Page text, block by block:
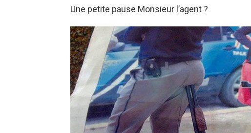
Une petite pause Monsieur l’agent ?